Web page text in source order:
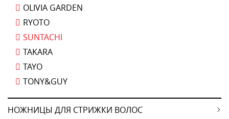
OLIVIA GARDEN
RYOTO
SUNTACHI
TAKARA
TAYO
TONY&GUY
НОЖНИЦЫ ДЛЯ СТРИЖКИ ВОЛОС